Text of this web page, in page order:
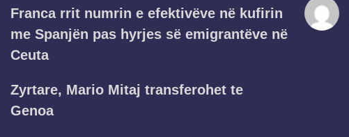
Franca rrit numrin e efektivëve në kufirin
me Spanjën pas hyrjes së emigrantëve në
Ceuta
Zyrtare, Mario Mitaj transferohet te
Genoa